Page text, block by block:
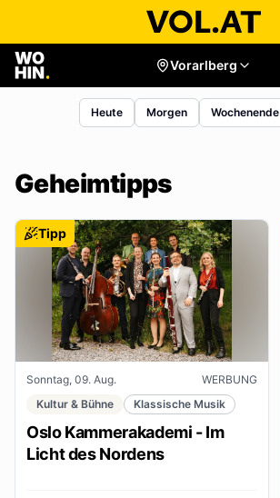
Vorarlberg
Heute Morgen Wochenende
Geheimtipps
Tipp
Sonntag, 09. Aug.
WERBUNG
Kultur & Bühne
Klassische Musik
Oslo Kammerakademi - Im
Licht des Nordens